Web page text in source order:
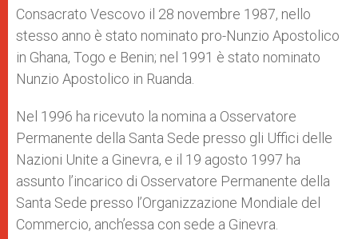
Consacrato Vescovo il 28 novembre 1987, nello
stesso anno è stato nominato pro-Nunzio Apostolico
in Ghana, Togo e Benin; nel 1991 è stato nominato
Nunzio Apostolico in Ruanda.
Nel 1996 ha ricevuto la nomina a Osservatore
Permanente della Santa Sede presso gli Uffici delle
Nazioni Unite a Ginevra, e il 19 agosto 1997 ha
assunto l’incarico di Osservatore Permanente della
Santa Sede presso l’Organizzazione Mondiale del
Commercio, anch’essa con sede a Ginevra.